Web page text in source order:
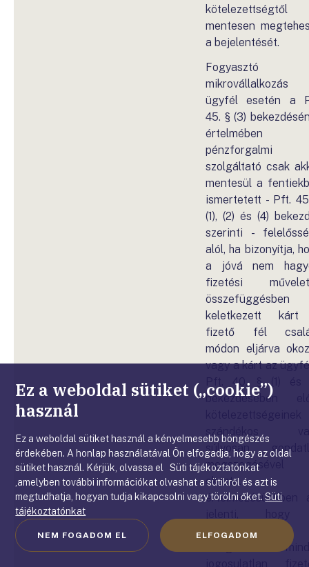
kötelezettségtől
mentesen
a bejelentését.
Fogyasztó
mikrovállalkozás
ügyfél esetén a
45. § (3)
értelmében
pénzforgalmi
szolgáltató csak
mentesül a
ismertetett - Pft.
(1), (2) és (4)
szerinti -
alól, ha bizonyítja,
a jóvá nem
fizetési
összefüggésben
keletkezett
fizető fél
módon eljárva
vagy a kárt az
Pft. 40. § (1) és
bekezdésében
szándékos
súlyosan
megszegésével
okozta.
értelmezésünkben
pénzforgalmi
szolgáltatónak
Ez a weboldal sütiket („cookie”)
használ
Ez a weboldal sütiket használ a kényelmesebb böngészés
érdekében. A honlap használatával Ön elfogadja, hogy az oldal
sütiket használ. Kérjük, olvassa el Süti tájékoztatónkat
,amelyben további információkat olvashat a sütikről és azt is
megtudhatja, hogyan tudja kikapcsolni vagy törölni őket.Süti
tájékoztatónkat
NEM FOGADOM EL ELFOGADOM